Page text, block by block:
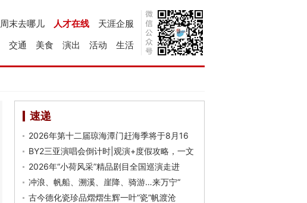
天涯企服
人才在线
周末去哪儿
生活
活动
演出
美食
交通
速递
2026年第十二届琼海潭门赶海季将于8月16
BY2三亚演唱会倒计时|观演+度假攻略，一文
2026年“小荷风采”精品剧目全国巡演走进
冲浪、帆船、溯溪、崖降、骑游…来万宁“
古今德化瓷珍品熠熠生辉一叶“瓷”帆渡沧